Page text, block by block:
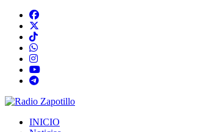
INICIO